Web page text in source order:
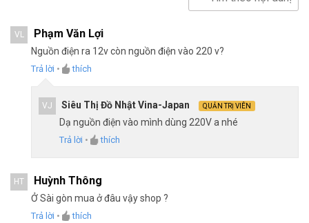
VL Phạm Văn Lợi
Nguồn điện ra 12v còn nguồn điện vào 220 v?
Trả lời • thích
VJ Siêu Thị Đồ Nhật Vina-Japan QUẢN TRỊ VIÊN
Dạ nguồn điện vào mình dùng 220V a nhé
Trả lời • thích
HT Huỳnh Thông
Ở Sài gòn mua ở đâu vậy shop ?
Trả lời • thích